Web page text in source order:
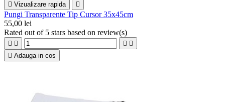
 Vizualizare rapida 
Pungi Transparente Tip Cursor 35x45cm
55,00 lei
Rated out of 5 stars based on review(s)
   
 Adauga in cos